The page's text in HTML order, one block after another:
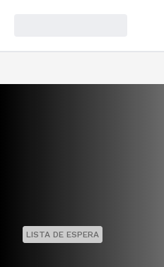
LISTA DE ESPERA